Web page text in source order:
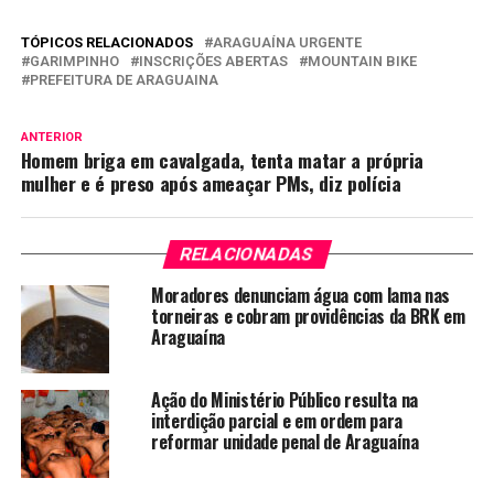
TÓPICOS RELACIONADOS
ARAGUAÍNA URGENTE
GARIMPINHO
INSCRIÇÕES ABERTAS
MOUNTAIN BIKE
PREFEITURA DE ARAGUAINA
ANTERIOR
Homem briga em cavalgada, tenta matar a própria
mulher e é preso após ameaçar PMs, diz polícia
RELACIONADAS
Moradores denunciam água com lama nas
torneiras e cobram providências da BRK em
Araguaína
Ação do Ministério Público resulta na
interdição parcial e em ordem para
reformar unidade penal de Araguaína